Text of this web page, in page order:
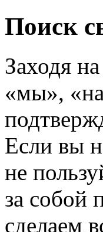
Поиск
Заходя
«мы»,
Если вы
не
за собой
сделаем